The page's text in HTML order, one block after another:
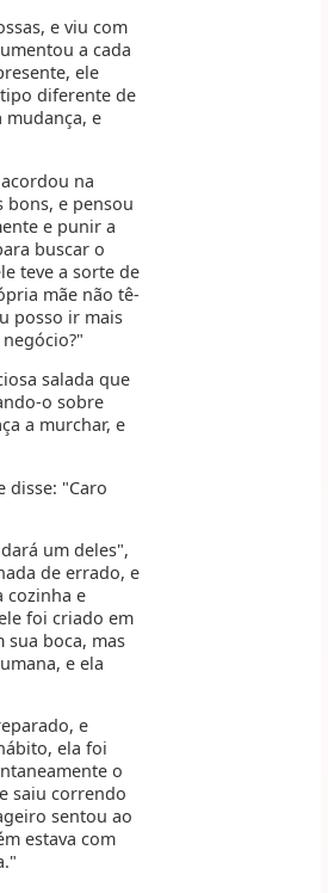
e viu com
a cada
ele
diferente de
mudança, e
na
e pensou
e punir a
buscar o
teve a sorte de
mãe não tê-
posso ir mais
salada que
o sobre
a murchar, e
disse: "Caro
um deles",
de errado, e
cozinha e
foi criado em
sua boca, mas
e ela
e
ela foi
o
saiu correndo
sentou ao
estava com